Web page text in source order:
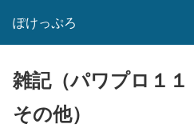
ぽけっぷろ
雑記（パワプロ１１
その他）